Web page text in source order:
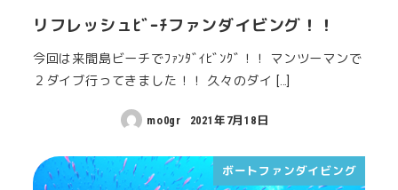
リフレッシュﾋﾞｰﾁファンダイビング！！
今回は来間島ビーチでﾌｧﾝﾀﾞｲﾋﾞﾝｸﾞ！！ マンツーマンで
２ダイブ行ってきました！！ 久々のダイ […]
mo0gr 2021年7月18日
ボートファンダイビング